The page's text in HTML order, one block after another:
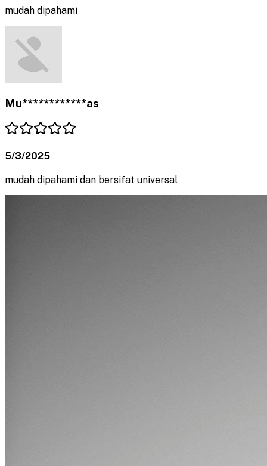
mudah dipahami
Mu************as
5/3/2025
mudah dipahami dan bersifat universal